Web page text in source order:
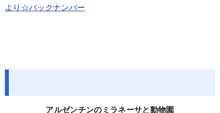
より☆バックナンバー
アルゼンチンのミラネーサと動物園